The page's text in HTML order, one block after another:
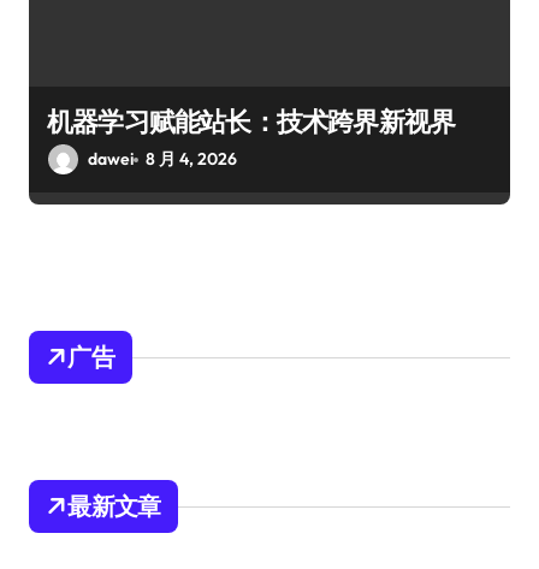
机器学习赋能站长：技术跨界新视界
dawei 8 月 4, 2026
广告
最新文章